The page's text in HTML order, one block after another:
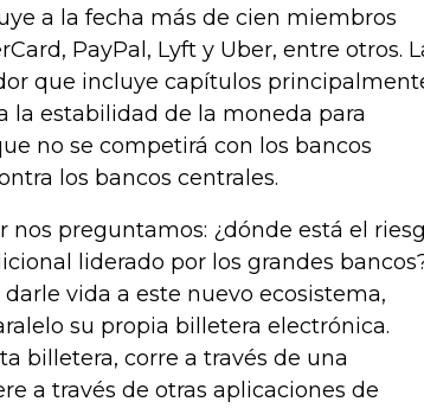
a la fecha más de cien miembros
PayPal, Lyft y Uber, entre otros.
que incluye capítulos
la estabilidad de la moneda para
no se competirá con los bancos
los bancos centrales.
preguntamos: ¿dónde está el
liderado por los grandes
vida a este nuevo ecosistema,
su propia billetera electrónica.
billetera, corre a través de una
a través de otras aplicaciones de